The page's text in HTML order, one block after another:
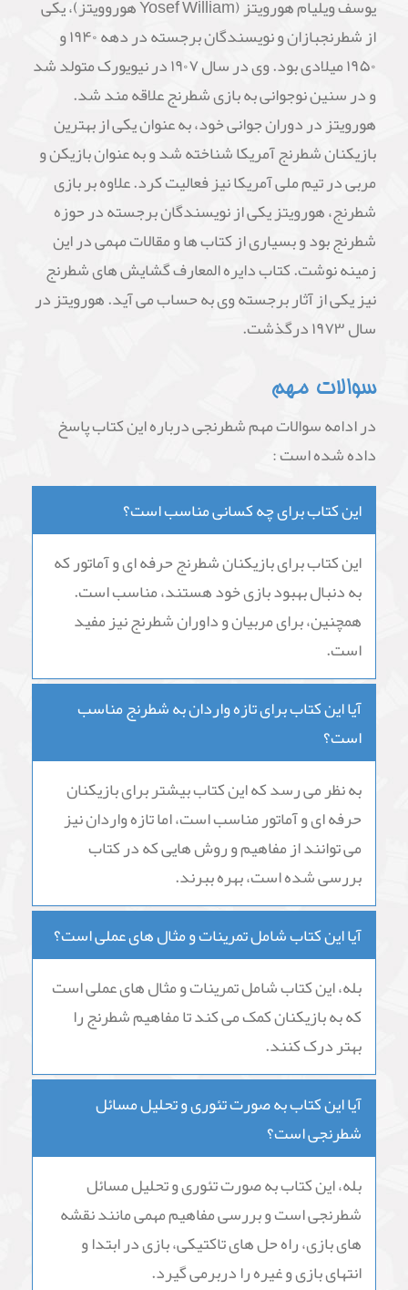
یوسف ویلیام هورویتز (Yosef William هوروویتز)، یکی
از شطرنجبازان و نویسندگان برجسته در دهه ۱۹۴۰ و
۱۹۵۰ میلادی بود. وی در سال ۱۹۰۷ در نیویورک متولد شد
و در سنین نوجوانی به بازی شطرنج علاقه مند شد.
هورویتز در دوران جوانی خود، به عنوان یکی از بهترین
بازیکنان شطرنج آمریکا شناخته شد و به عنوان بازیکن و
مربی در تیم ملی آمریکا نیز فعالیت کرد. علاوه بر بازی
شطرنج، هورویتز یکی از نویسندگان برجسته در حوزه
شطرنج بود و بسیاری از کتاب ها و مقالات مهمی در این
زمینه نوشت. کتاب دایره المعارف گشایش های شطرنج
نیز یکی از آثار برجسته وی به حساب می آید. هورویتز در
سال ۱۹۷۳ درگذشت.
سوالات مهم
در ادامه سوالات مهم شطرنجی درباره این کتاب پاسخ
داده شده است :
این کتاب برای چه کسانی مناسب است؟
این کتاب برای بازیکنان شطرنج حرفه ای و آماتور که
به دنبال بهبود بازی خود هستند، مناسب است.
همچنین، برای مربیان و داوران شطرنج نیز مفید
است.
آیا این کتاب برای تازه واردان به شطرنج مناسب
است؟
به نظر می رسد که این کتاب بیشتر برای بازیکنان
حرفه ای و آماتور مناسب است، اما تازه واردان نیز
می توانند از مفاهیم و روش هایی که در کتاب
بررسی شده است، بهره ببرند.
آیا این کتاب شامل تمرینات و مثال های عملی است؟
بله، این کتاب شامل تمرینات و مثال های عملی است
که به بازیکنان کمک می کند تا مفاهیم شطرنج را
بهتر درک کنند.
آیا این کتاب به صورت تئوری و تحلیل مسائل
شطرنجی است؟
بله، این کتاب به صورت تئوری و تحلیل مسائل
شطرنجی است و بررسی مفاهیم مهمی مانند نقشه
های بازی، راه حل های تاکتیکی، بازی در ابتدا و
انتهای بازی و غیره را دربرمی گیرد.